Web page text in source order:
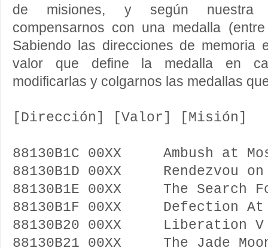
de misiones, y según nuestra
compensarnos con una medalla
Sabiendo las direcciones de memoria
valor que define la medalla en
modificarlas y colgarnos las medallas
[Dirección] [Valor] [Misión]
88130B1C 00XX Ambush at
88130B1D 00XX Rendezvou on
88130B1E 00XX The Search
88130B1F 00XX Defection
88130B20 00XX Liberation V
88130B21 00XX The Jade